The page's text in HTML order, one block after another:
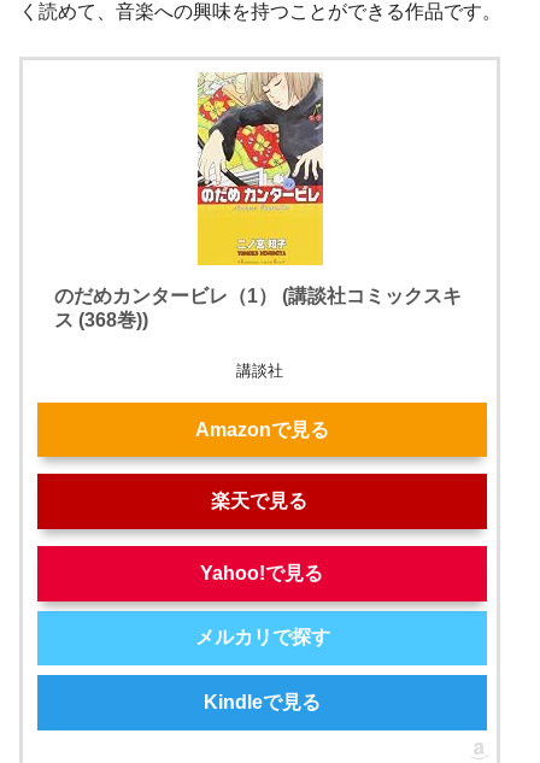
く読めて、音楽への興味を持つことができる作品です。
のだめカンタービレ（1） (講談社コミックスキ
ス (368巻))
講談社
Amazonで見る
楽天で見る
Yahoo!で見る
メルカリで探す
Kindleで見る